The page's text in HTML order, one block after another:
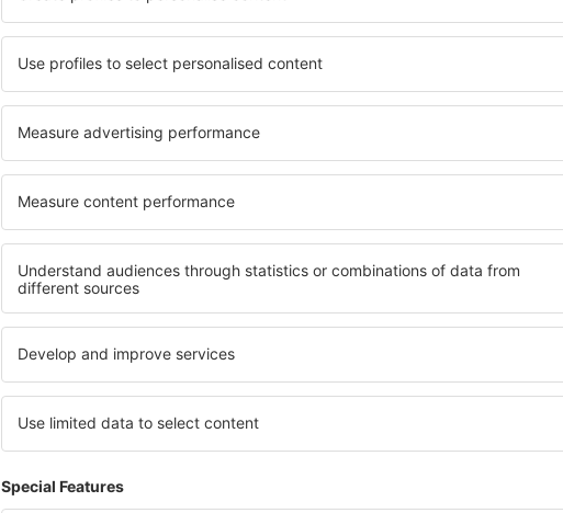
Fler resor till fantastiska priser i vårt nyhetsbrev.
eSky.pl S.A. med säte i Katowice behandlar dina personuppgifter
Ladda ner vår app
planera dina resor
Den högst rankade appen i resekategorin
Nya dagliga erbjudanden
Alla dina bokningar på ett ställe